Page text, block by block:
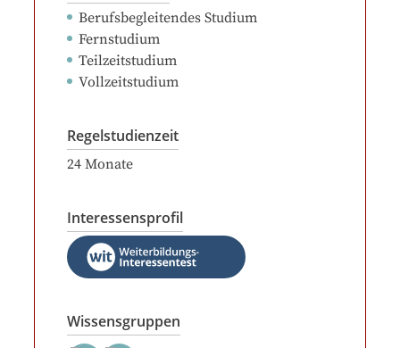
Berufsbegleitendes Studium
Fernstudium
Teilzeitstudium
Vollzeitstudium
Regelstudienzeit
24 Monate
Interessensprofil
Wissensgruppen